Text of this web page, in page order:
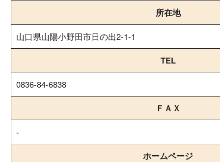
所在地
山口県山陽小野田市日の出2-1-1
TEL
0836-84-6838
ＦＡＸ
-
ホームページ